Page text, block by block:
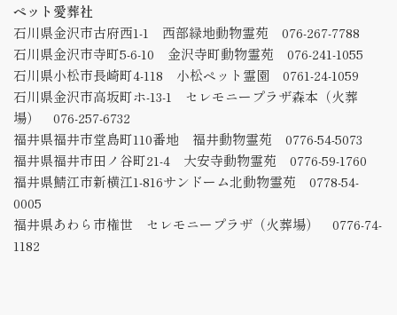
ペット愛葬社
石川県金沢市古府西1-1 西部緑地動物霊苑 076-267-7788
石川県金沢市寺町5-6-10 金沢寺町動物霊苑 076-241-1055
石川県小松市長崎町4-118 小松ペット霊園 0761-24-1059
石川県金沢市高坂町ホ-13-1 セレモニープラザ森本（火葬
場） 076-257-6732
福井県福井市堂島町110番地 福井動物霊苑 0776-54-5073
福井県福井市田ノ谷町21-4 大安寺動物霊苑 0776-59-1760
福井県鯖江市新横江1-816サンドーム北動物霊苑 0778-54-
0005
福井県あわら市権世 セレモニープラザ（火葬場） 0776-74-
1182